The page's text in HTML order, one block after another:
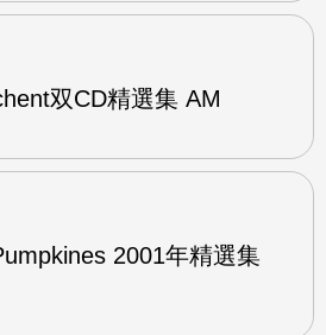
双CD精選集 AM
2001年精選集